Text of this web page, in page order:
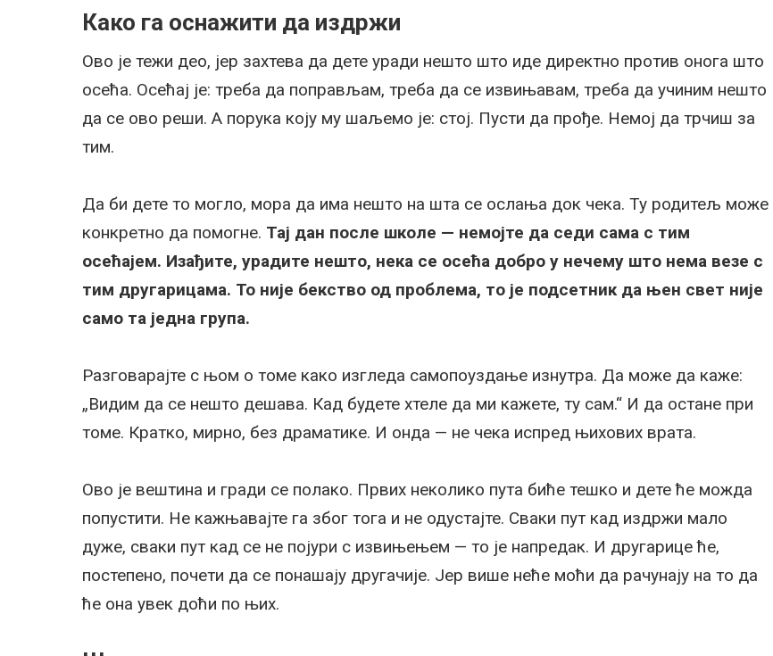
Како га оснажити да издржи
Ово је тежи део, јер захтева да дете уради нешто што иде директно против онога што
осећа. Осећај је: треба да поправљам, треба да се извињавам, треба да учиним нешто
да се ово реши. А порука коју му шаљемо је: стој. Пусти да прође. Немој да трчиш за
тим.
Да би дете то могло, мора да има нешто на шта се ослања док чека. Ту родитељ може
конкретно да помогне. Тај дан после школе — немојте да седи сама с тим
осећајем. Изађите, урадите нешто, нека се осећа добро у нечему што нема везе с
тим другарицама. То није бекство од проблема, то је подсетник да њен свет није
само та једна група.
Разговарајте с њом о томе како изгледа самопоуздање изнутра. Да може да каже:
„Видим да се нешто дешава. Кад будете хтеле да ми кажете, ту сам.“ И да остане при
томе. Кратко, мирно, без драматике. И онда — не чека испред њихових врата.
Ово је вештина и гради се полако. Првих неколико пута биће тешко и дете ће можда
попустити. Не кажњавајте га због тога и не одустајте. Сваки пут кад издржи мало
дуже, сваки пут кад се не појури с извињењем — то је напредак. И другарице ће,
постепено, почети да се понашају другачије. Јер више неће моћи да рачунају на то да
ће она увек доћи по њих.